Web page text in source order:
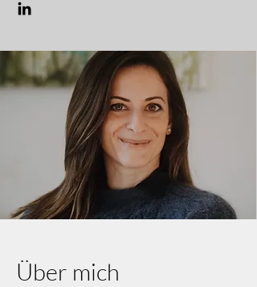
Über mich